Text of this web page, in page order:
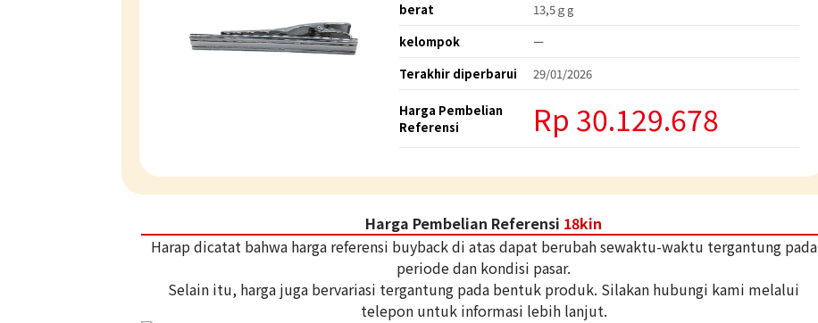
berat
13,5ｇg
kelompok
ー
Terakhir diperbarui
29/01/2026
Harga Pembelian
Referensi
Rp 30.129.678
Harga Pembelian Referensi 18kin
Harap dicatat bahwa harga referensi buyback di atas dapat berubah sewaktu-waktu tergantung pada
periode dan kondisi pasar.
Selain itu, harga juga bervariasi tergantung pada bentuk produk. Silakan hubungi kami melalui
telepon untuk informasi lebih lanjut.